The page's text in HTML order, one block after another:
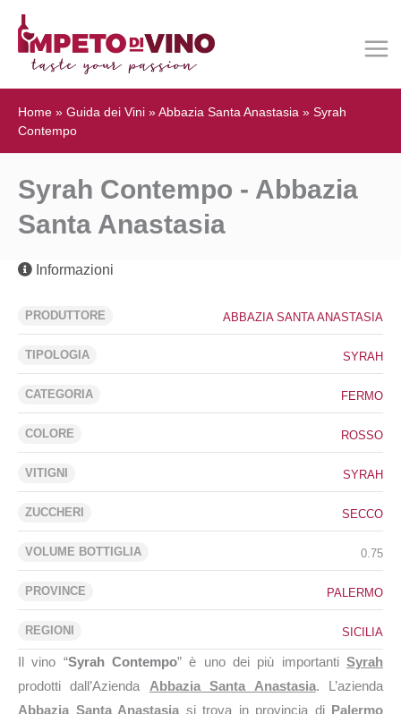
Home » Guida dei Vini »Abbazia Santa Anastasia » Syrah
Contempo
Syrah Contempo - Abbazia
Santa Anastasia
Informazioni
PRODUTTORE ABBAZIA SANTA ANASTASIA
TIPOLOGIA SYRAH
CATEGORIA FERMO
COLORE ROSSO
VITIGNI SYRAH
ZUCCHERI SECCO
VOLUME BOTTIGLIA 0.75
PROVINCE PALERMO
REGIONI SICILIA
Il vino “Syrah Contempo” è uno dei più importantiSyrah
prodotti dall’Azienda Abbazia Santa Anastasia. L’azienda
Abbazia Santa Anastasia si trova in provincia di Palermo